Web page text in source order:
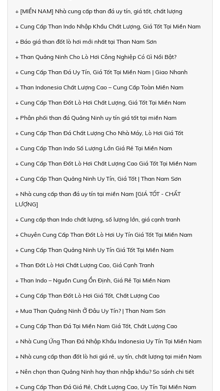
+ [MIỀN NAM] Nhà cung cấp than đá uy tín, giá tốt, chất lượng
+ Cung Cấp Than Indo Nhập Khẩu Chất Lượng, Giá Tốt Tại Miền Nam
+ Báo giá than đốt lò hơi mới nhất tại Than Nam Sơn
+ Than Quảng Ninh Cho Lò Hơi Công Nghiệp Có Gì Nổi Bật?
+ Cung Cấp Than Đá Uy Tín, Giá Tốt Tại Miền Nam | Giao Nhanh
+ Than Indonesia Chất Lượng Cao – Cung Cấp Toàn Miền Nam
+ Cung Cấp Than Đốt Lò Hơi Chất Lượng, Giá Tốt Tại Miền Nam
+ Phân phối than đá Quảng Ninh uy tín giá tốt tại miền Nam
+ Cung Cấp Than Đá Chất Lượng Cho Nhà Máy, Lò Hơi Giá Tốt
+ Cung Cấp Than Indo Số Lượng Lớn Giá Rẻ Tại Miền Nam
+ Cung Cấp Than Đốt Lò Hơi Chất Lượng Cao Giá Tốt Tại Miền Nam
+ Cung Cấp Than Quảng Ninh Uy Tín, Giá Tốt | Than Nam Sơn
+ Nhà cung cấp than đá uy tín tại miền Nam [GIÁ TỐT - CHẤT
LƯỢNG]
+ Cung cấp than Indo chất lượng, số lượng lớn, giá cạnh tranh
+ Chuyên Cung Cấp Than Đốt Lò Hơi Uy Tín Giá Tốt Tại Miền Nam
+ Cung Cấp Than Quảng Ninh Uy Tín Giá Tốt Tại Miền Nam
+ Than Đốt Lò Hơi Chất Lượng Cao, Giá Cạnh Tranh
+ Than Indo – Nguồn Cung Ổn Định, Giá Rẻ Tại Miền Nam
+ Cung Cấp Than Đốt Lò Hơi Giá Tốt, Chất Lượng Cao
+ Mua Than Quảng Ninh Ở Đâu Uy Tín? | Than Nam Sơn
+ Cung Cấp Than Đá Tại Miền Nam Giá Tốt, Chất Lượng Cao
+ Nhà Cung Ứng Than Đá Nhập Khẩu Indonesia Uy Tín Tại Miền Nam
+ Nhà cung cấp than đốt lò hơi giá rẻ, uy tín, chất lượng tại miền Nam
+ Nên chọn than Quảng Ninh hay than nhập khẩu? So sánh chi tiết
+ Cung Cấp Than Đá Giá Rẻ, Chất Lượng Cao, Uy Tín Tại Miền Nam